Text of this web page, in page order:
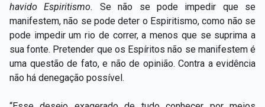
havido Espiritismo. Se não se pode impedir que se
manifestem, não se pode deter o Espiritismo, como não se
pode impedir um rio de correr, a menos que se suprima a
sua fonte. Pretender que os Espíritos não se manifestem é
uma questão de fato, e não de opinião. Contra a evidência
não há denegação possível.